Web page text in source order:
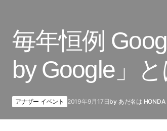
毎年恒例
by Google」と
アナザー イベント 2019年9月17日by あだ名は HONDA